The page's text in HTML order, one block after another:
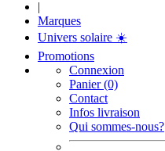
|
Marques
Univers solaire ☀️
Promotions
Connexion
Panier (0)
Contact
Infos livraison
Qui sommes-nous?